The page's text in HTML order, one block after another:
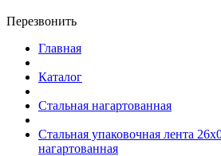
Перезвонить
Главная
Каталог
Стальная нагартованная
Стальная упаковочная лента
нагартованная